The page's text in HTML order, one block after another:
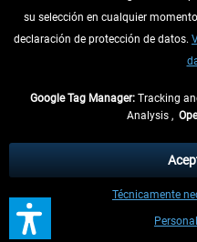
DESISTIR DEL CONTRATO
INFORMACIÓN
tasas de recepción si
** De aplicación a envíos dentro
demás países se pueden
su selección en cualquier
declaración de protección de datos.
Google Tag Manager: Tracking
Analysis ,
Técnicamente